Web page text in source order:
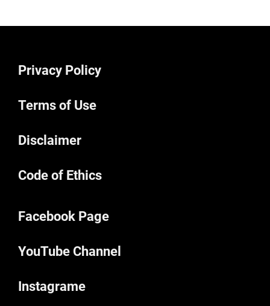
Privacy Policy
Terms of Use
Disclaimer
Code of Ethics
Facebook Page
YouTube Channel
Instagrame